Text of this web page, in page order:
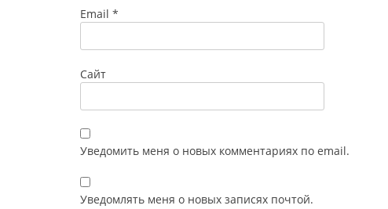
Email *
Сайт
Уведомить меня о новых комментариях по email.
Уведомлять меня о новых записях почтой.